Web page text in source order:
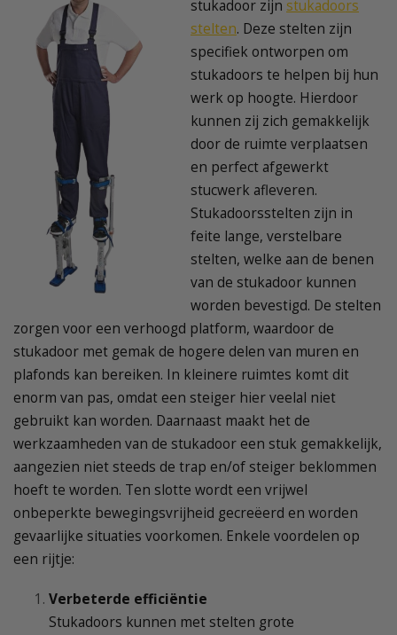
stukadoor zijn stukadoors
stelten. Deze stelten zijn
specifiek ontworpen om
stukadoors te helpen bij hun
werk op hoogte. Hierdoor
kunnen zij zich gemakkelijk
door de ruimte verplaatsen
en perfect afgewerkt
stucwerk afleveren.
Stukadoorsstelten zijn in
feite lange, verstelbare
stelten, welke aan de benen
van de stukadoor kunnen
worden bevestigd. De stelten
zorgen voor een verhoogd platform, waardoor de
stukadoor met gemak de hogere delen van muren en
plafonds kan bereiken. In kleinere ruimtes komt dit
enorm van pas, omdat een steiger hier veelal niet
gebruikt kan worden. Daarnaast maakt het de
werkzaamheden van de stukadoor een stuk gemakkelijk,
aangezien niet steeds de trap en/of steiger beklommen
hoeft te worden. Ten slotte wordt een vrijwel
onbeperkte bewegingsvrijheid gecreëerd en worden
gevaarlijke situaties voorkomen. Enkele voordelen op
een rijtje:
Verbeterde efficiëntie
Stukadoors kunnen met stelten grote